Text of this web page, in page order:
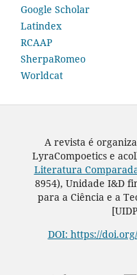
Google Scholar
Latindex
RCAAP
SherpaRomeo
Worldcat
A revista é
LyraCompoetics e
Literatura
8954), Unidade I&D
para a Ciência e a
DOI: https://